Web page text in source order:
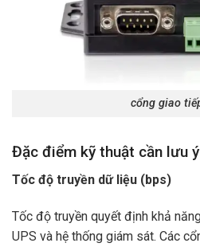
cổng giao
Đặc điểm kỹ thuật cần lưu ý
Tốc độ truyền dữ liệu (bps)
Tốc độ truyền quyết định khả
UPS và hệ thống giám sát. Các